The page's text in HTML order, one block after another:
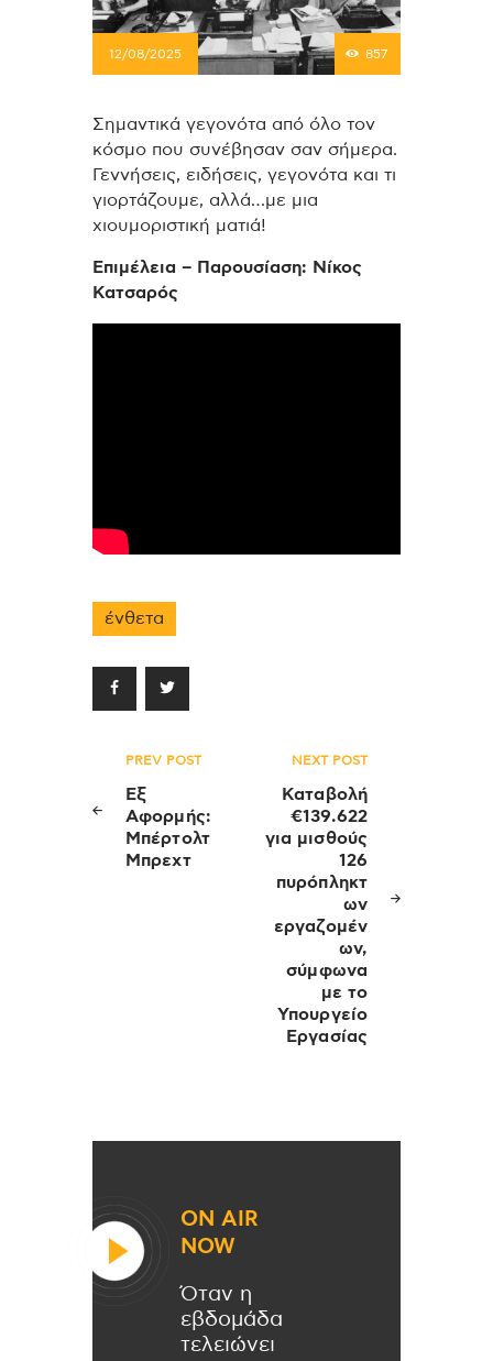
12/08/2025 857
Σημαντικά γεγονότα από όλο τον
κόσμο που συνέβησαν σαν σήμερα.
Γεννήσεις, ειδήσεις, γεγονότα και τι
γιορτάζουμε, αλλά…με μια
χιουμοριστική ματιά!
Επιμέλεια – Παρουσίαση: Νίκος
Κατσαρός
ένθετα
Πλοήγηση
άρθρων
PREV POST
Εξ
Αφορμής:
Μπέρτολτ
Μπρεχτ
NEXT POST
Καταβολή
€139.622
για μισθούς
126
πυρόπληκτ
ων
εργαζομέν
ων,
σύμφωνα
με το
Υπουργείο
Εργασίας
ON AIR
NOW
Όταν η
εβδομάδα
τελειώνει